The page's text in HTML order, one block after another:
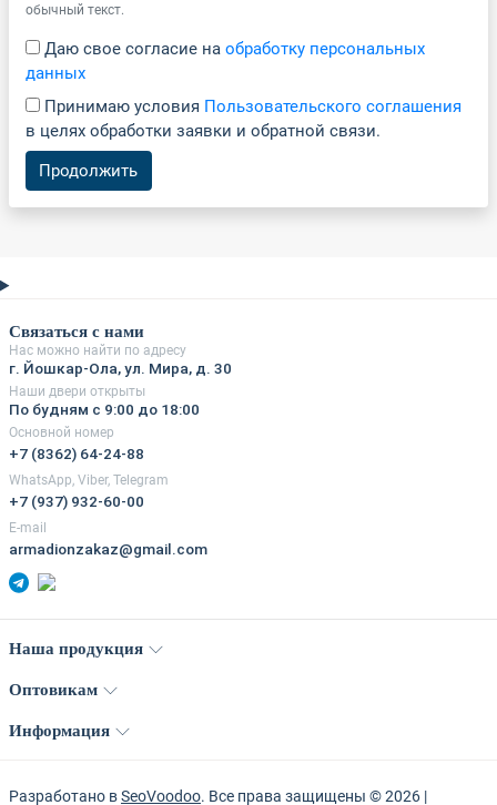
обычный текст.
Даю свое согласие на обработку персональных
данных
Принимаю условия Пользовательского соглашения
в целях обработки заявки и обратной связи.
Продолжить
Связаться с нами
Нас можно найти по адресу
г. Йошкар-Ола, ул. Мира, д. 30
Наши двери открыты
По будням с 9:00 до 18:00
Основной номер
+7 (8362) 64-24-88
WhatsApp, Viber, Telegram
+7 (937) 932-60-00
E-mail
armadionzakaz@gmail.com
Наша продукция
Оптовикам
Информация
Разработано вSeoVoodoo. Все права защищены © 2026 |